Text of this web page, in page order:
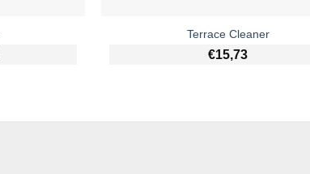
Terrace Cleaner
€15,73